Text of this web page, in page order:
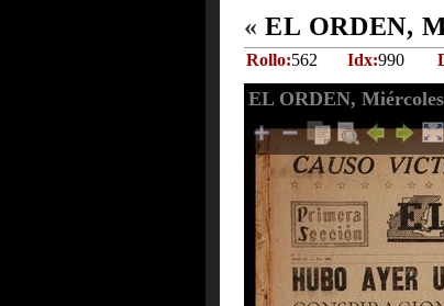
« EL ORDEN,
Rollo:562 Idx:990
EL ORDEN,